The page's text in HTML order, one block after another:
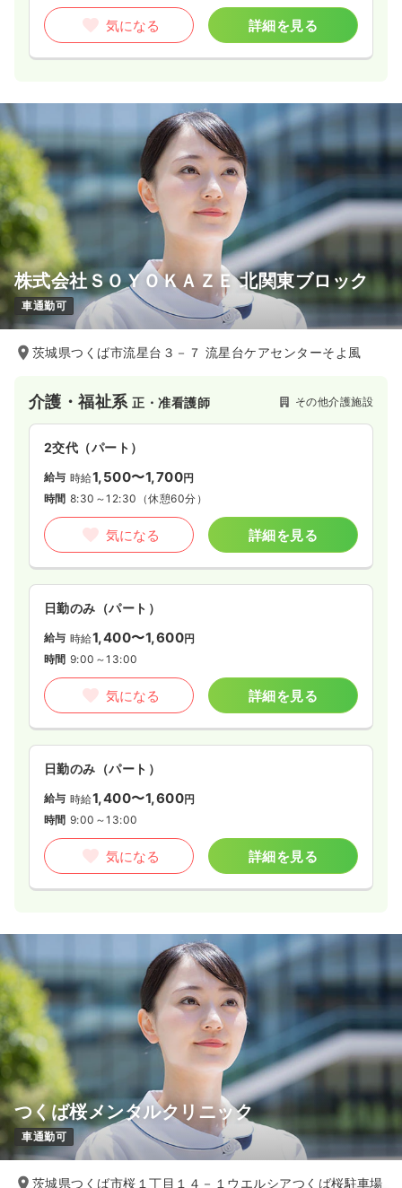
気になる 詳細を見る
株式会社ＳＯＹＯＫＡＺＥ 北関東ブロック
車通勤可
茨城県つくば市流星台３－７ 流星台ケアセンターそよ風
介護・福祉系正・准看護師 その他介護施設
2交代（パート）
給与 時給1,500〜1,700円
時間 8:30～12:30 （休憩60分）
気になる 詳細を見る
日勤のみ（パート）
給与 時給1,400〜1,600円
時間 9:00～13:00
気になる 詳細を見る
日勤のみ（パート）
給与 時給1,400〜1,600円
時間 9:00～13:00
気になる 詳細を見る
つくば桜メンタルクリニック
車通勤可
茨城県つくば市桜１丁目１４－１ウエルシアつくば桜駐車場